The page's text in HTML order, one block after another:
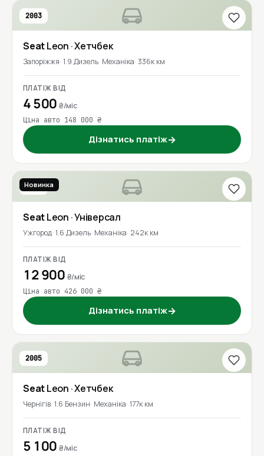
2003
SeatLeon · Хетчбек
Запоріжжя 1.9 Дизель Механіка 336к км
ПЛАТІЖ ВІД
4 500₴/міс
Ціна авто 148 000 ₴
Дізнатись платіж→
2016
Новинка
SeatLeon · Універсал
Ужгород 1.6 Дизель Механіка 242к км
ПЛАТІЖ ВІД
12 900 ₴/міс
Ціна авто 426 000 ₴
Дізнатись платіж→
2005
SeatLeon · Хетчбек
Чернігів 1.6 Бензин Механіка 177к км
ПЛАТІЖ ВІД
5 100₴/міс